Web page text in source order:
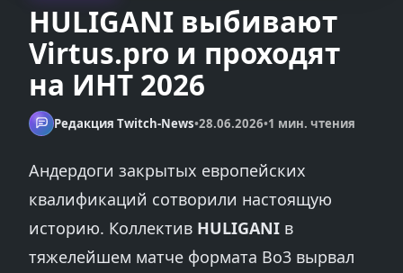
HULIGANI выбивают
Virtus.pro и проходят
на ИНТ 2026
Редакция Twitch-News•28.06.2026•1 мин. чтения
Андердоги закрытых европейских
квалификаций сотворили настоящую
историю. Коллектив HULIGANI в
тяжелейшем матче формата Bo3 вырвал